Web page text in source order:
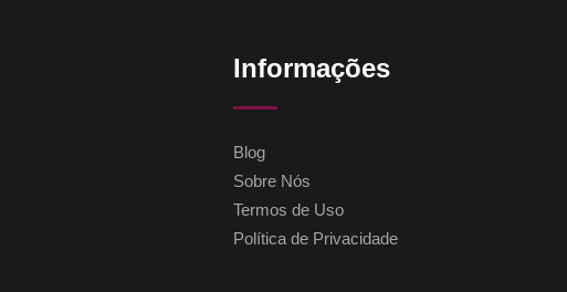
Informações
Blog
Sobre Nós
Termos de Uso
Política de Privacidade